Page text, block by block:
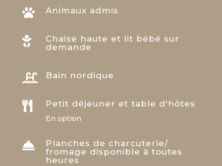
 Animaux admis

Chaise haute et lit bébé sur
demande
 Bain nordique
 Petit déjeuner et table d'hôtes
En option

Planches de charcuterie/
fromage disponible à toutes
heures